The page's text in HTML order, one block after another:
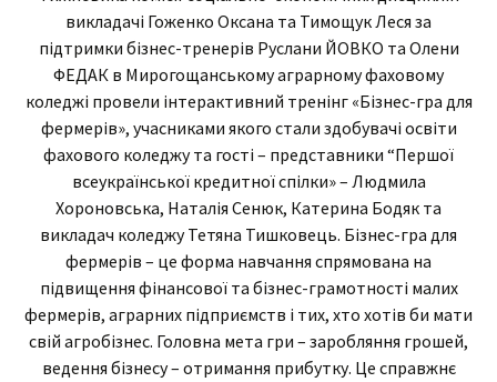
викладачі Гоженко Оксана та Тимощук Леся за
підтримки бізнес-тренерів Руслани ЙОВКО та Олени
ФЕДАК в Мирогощанському аграрному фаховому
коледжі провели інтерактивний тренінг «Бізнес-гра для
фермерів», учасниками якого стали здобувачі освіти
фахового коледжу та гості – представники “Першої
всеукраїнської кредитної спілки» – Людмила
Хороновська, Наталія Сенюк, Катерина Бодяк та
викладач коледжу Тетяна Тишковець. Бізнес-гра для
фермерів – це форма навчання спрямована на
підвищення фінансової та бізнес-грамотності малих
фермерів, аграрних підприємств і тих, хто хотів би мати
свій агробізнес. Головна мета гри – заробляння грошей,
ведення бізнесу – отримання прибутку. Це справжнє